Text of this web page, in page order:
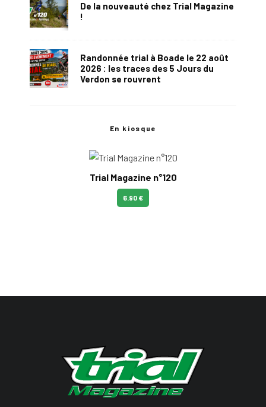
De la nouveauté chez Trial Magazine
!
Randonnée trial à Boade le 22 août
2026 : les traces des 5 Jours du
Verdon se rouvrent
En kiosque
Trial Magazine n°120
6.90 €